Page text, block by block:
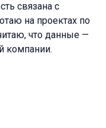
связана с
на проектах по
что данные —
компании.